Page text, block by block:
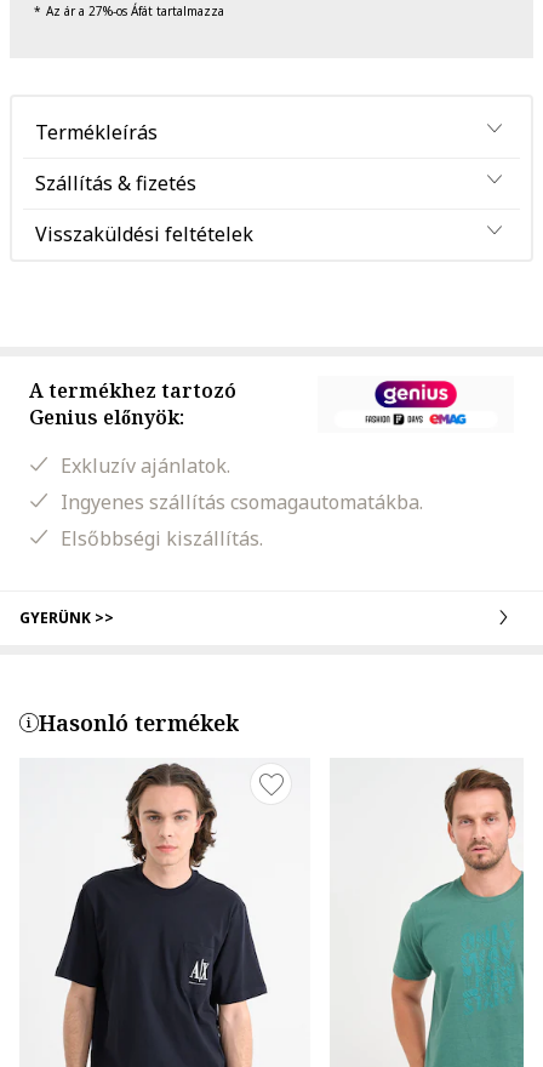
Az ár a 27%-os Áfát tartalmazza
Termékleírás
Szállítás & fizetés
Visszaküldési feltételek
A termékhez tartozó
Genius előnyök:
Exkluzív ajánlatok.
Ingyenes szállítás csomagautomatákba.
Elsőbbségi kiszállítás.
GYERÜNK >>
Hasonló termékek